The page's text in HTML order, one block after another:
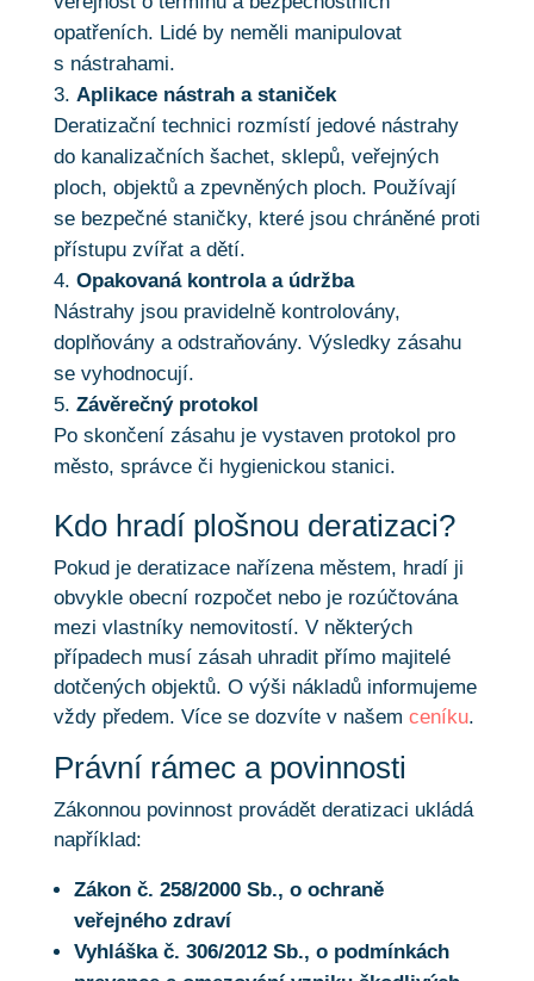
opatřeních. Lidé by neměli manipulovat
s nástrahami.
Aplikace nástrah a staniček
Deratizační technici rozmístí jedové nástrahy
do kanalizačních šachet, sklepů, veřejných
ploch, objektů a zpevněných ploch. Používají
se bezpečné staničky, které jsou chráněné proti
přístupu zvířat a dětí.
Opakovaná kontrola a údržba
Nástrahy jsou pravidelně kontrolovány,
doplňovány a odstraňovány. Výsledky zásahu
se vyhodnocují.
Závěrečný protokol
Po skončení zásahu je vystaven protokol pro
město, správce či hygienickou stanici.
Kdo hradí plošnou deratizaci?
Pokud je deratizace nařízena městem, hradí ji
obvykle obecní rozpočet nebo je rozúčtována
mezi vlastníky nemovitostí. V některých
případech musí zásah uhradit přímo majitelé
dotčených objektů. O výši nákladů informujeme
vždy předem. Více se dozvíte v našem ceníku.
Právní rámec a povinnosti
Zákonnou povinnost provádět deratizaci ukládá
například:
Zákon č. 258/2000 Sb., o ochraně
veřejného zdraví
Vyhláška č. 306/2012 Sb., o podmínkách